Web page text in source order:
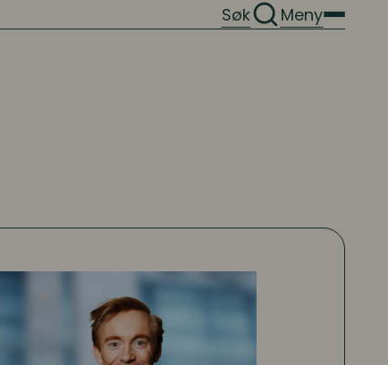
Søk Meny